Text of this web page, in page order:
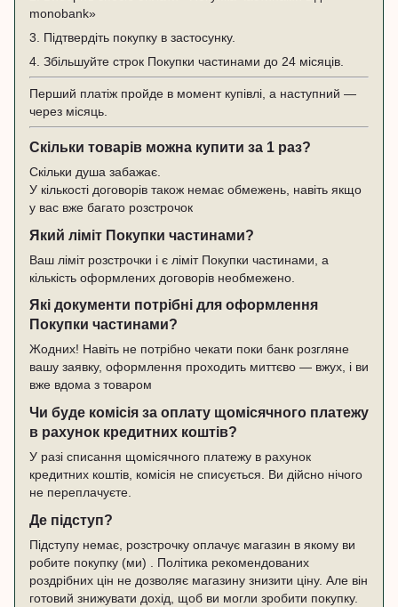
monobank»
3. Підтвердіть покупку в застосунку.
4. Збільшуйте строк Покупки частинами до 24 місяців.
Перший платіж пройде в момент купівлі, а наступний —
через місяць.
Скільки товарів можна купити за 1 раз?
Скільки душа забажає.
У кількості договорів також немає обмежень, навіть якщо
у вас вже багато розстрочок
Який ліміт Покупки частинами?
Ваш ліміт розстрочки і є ліміт Покупки частинами, а
кількість оформлених договорів необмежено.
Які документи потрібні для оформлення
Покупки частинами?
Жодних! Навіть не потрібно чекати поки банк розгляне
вашу заявку, оформлення проходить миттєво — вжух, і ви
вже вдома з товаром
Чи буде комісія за оплату щомісячного платежу
в рахунок кредитних коштів?
У разі списання щомісячного платежу в рахунок
кредитних коштів, комісія не списується. Ви дійсно нічого
не переплачуєте.
Де підступ?
Підступу немає, розстрочку оплачує магазин в якому ви
робите покупку (ми) . Політика рекомендованих
роздрібних цін не дозволяє магазину знизити ціну. Але він
готовий знижувати дохід, щоб ви могли зробити покупку.